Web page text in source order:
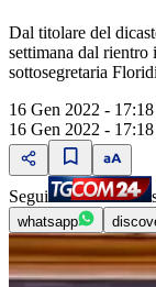
Dal titolare del
settimana dal rientro
sottosegretaria
16 Gen 2022 - 17:18
16 Gen 2022 - 17:18
Segui
whatsapp